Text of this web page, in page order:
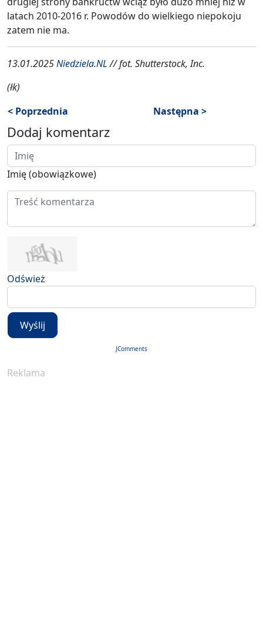
latach 2010-2016 r. Powodów do wielkiego niepokoju
zatem nie ma.
13.01.2025Niedziela.NL// fot. Shutterstock, Inc.
(łk)
< Poprzednia
Następna >
Dodaj komentarz
Imię (obowiązkowe)
Odśwież
Wyślij
JComments
Reklama